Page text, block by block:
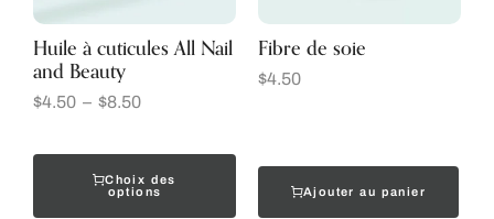
Huile à cuticules All Nail
and Beauty
$4.50 – $8.50
Choix des
options
Fibre de soie
$4.50
Ajouter au panier